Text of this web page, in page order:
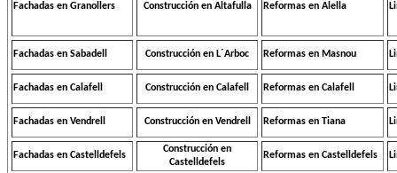
Fachadas en Granollers Construcción en Altafulla Reformas en Alella
Fachadas en Sabadell Construcción en L´Arboc Reformas en Masnou
Fachadas en Calafell Construcción en Calafell Reformas en Calafell
Fachadas en Vendrell Construcción en Vendrell Reformas en Tiana
Fachadas en Castelldefels
Construcción en
Castelldefels
Reformas en Castelldefels